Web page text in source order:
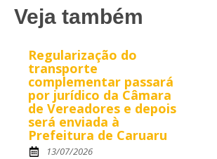
Veja também
Regularização do
transporte
complementar passará
por jurídico da Câmara
de Vereadores e depois
será enviada à
Prefeitura de Caruaru
13/07/2026